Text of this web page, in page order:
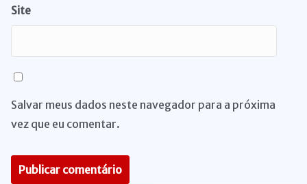
Site
Salvar meus dados neste navegador para a próxima
vez que eu comentar.